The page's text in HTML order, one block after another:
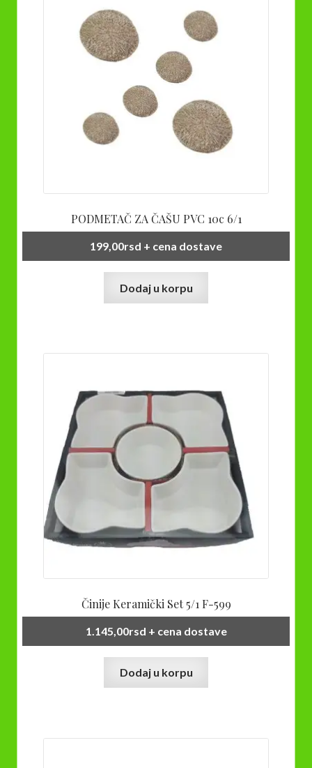
PODMETAČ ZA ČAŠU PVC 10c 6/1
199,00rsd + cena dostave
Dodaj u korpu
Činije Keramički Set 5/1 F-599
1.145,00rsd + cena dostave
Dodaj u korpu